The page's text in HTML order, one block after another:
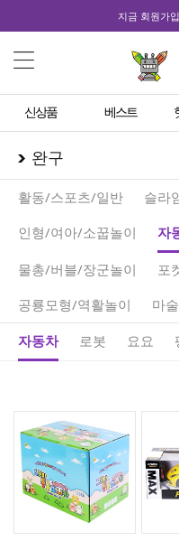
지금 회원가
신상품 베스트
완구
활동/스포츠/일반
슬라
인형/여아/소꿉놀이
자
물총/버블/장군놀이
포
공룡모형/역활놀이
마
자동차
로봇 요요